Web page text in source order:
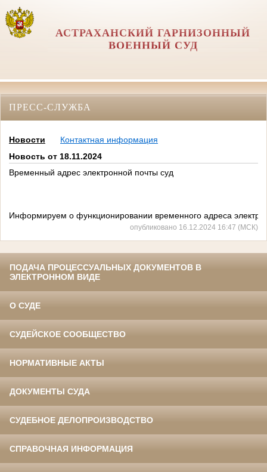
АСТРАХАНСКИЙ ГАРНИЗОННЫЙ
ВОЕННЫЙ СУД
ПРЕСС-СЛУЖБА
Новости
Контактная информация
Новость от 18.11.2024
Временный адрес электронной почты суд
Информируем о функционировании временного адреса
опубликовано 16.12.2024 16:47 (МСК)
ПОДАЧА ПРОЦЕССУАЛЬНЫХ ДОКУМЕНТОВ В
ЭЛЕКТРОННОМ ВИДЕ
О СУДЕ
СУДЕЙСКОЕ СООБЩЕСТВО
НОРМАТИВНЫЕ АКТЫ
ДОКУМЕНТЫ СУДА
СУДЕБНОЕ ДЕЛОПРОИЗВОДСТВО
СПРАВОЧНАЯ ИНФОРМАЦИЯ